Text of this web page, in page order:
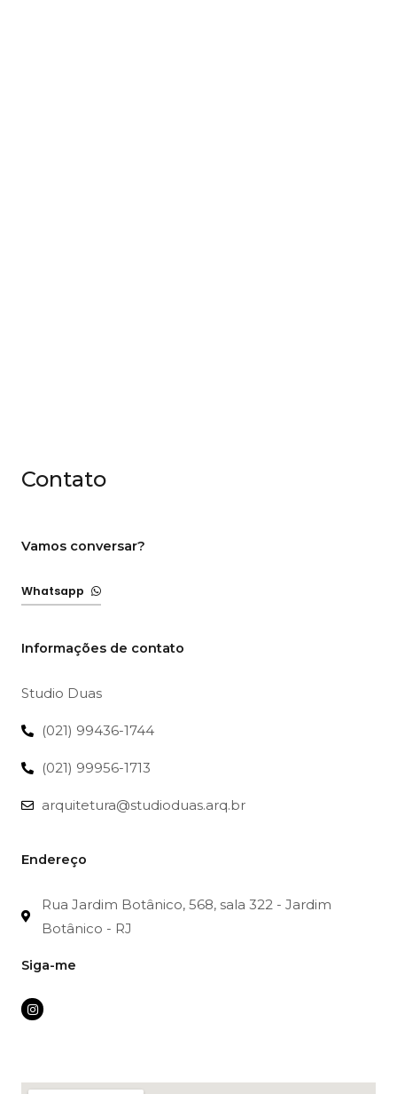
Contato
Vamos conversar?
Whatsapp
Informações de contato
Studio Duas
(021) 99436-1744
(021) 99956-1713
arquitetura@studioduas.arq.br
Endereço
Rua Jardim Botânico, 568, sala 322 - Jardim
Botânico - RJ
Siga-me
I
n
a